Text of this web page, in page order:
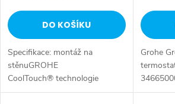
DO KOŠÍKU
Specifikace: montáž na
stěnuGROHE
CoolTouch® technologie
zabraňující opařeníGROHE
Grohe